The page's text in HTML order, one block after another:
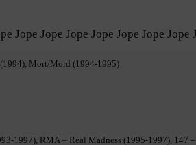
Jope Jope Jope Jope Jope Jope Jope
Mort/Mord (1994-1995)
1997), RMA – Real Madness (1995-1997), 147